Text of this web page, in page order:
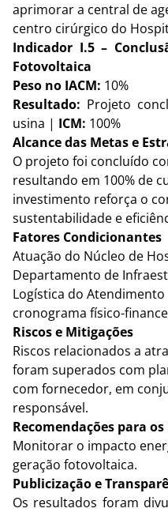
aprimorar a central de
centro cirúrgico do
Indicador I.5 –
Fotovoltaica
Peso no IACM: 10%
Resultado: Projeto
usina | ICM: 100%
Alcance das Metas e
O projeto foi concluído
resultando em 100% de
investimento reforça o
sustentabilidade e
Fatores Condicionantes
Atuação do Núcleo de
Departamento de
Logística do
cronograma físico-
Riscos e Mitigações
Riscos relacionados a
foram superados com
com fornecedor, em
responsável.
Recomendações para
Monitorar o impacto
geração fotovoltaica.
Publicização e
Os resultados foram